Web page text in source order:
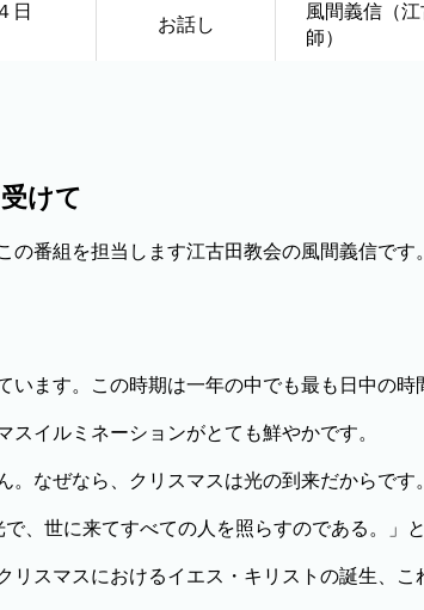
日
お話し
風間義信（
師）
けて
番組を担当します江古田教会の風間義信です
ます。この時期は一年の中でも最も日中の時
イルミネーションがとても鮮やかです。
なぜなら、クリスマスは光の到来だからです
、世に来てすべての人を照らすのである。」
リスマスにおけるイエス・キリストの誕生、こ